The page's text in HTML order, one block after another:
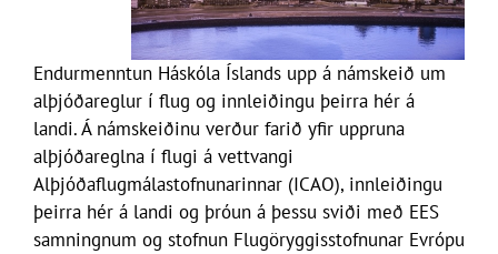
Endurmenntun Háskóla Íslands upp á námskeið um
alþjóðareglur í flug og innleiðingu þeirra hér á
landi. Á námskeiðinu verður farið yfir uppruna
alþjóðareglna í flugi á vettvangi
Alþjóðaflugmálastofnunarinnar (ICAO), innleiðingu
þeirra hér á landi og þróun á þessu sviði með EES
samningnum og stofnun Flugöryggisstofnunar Evrópu